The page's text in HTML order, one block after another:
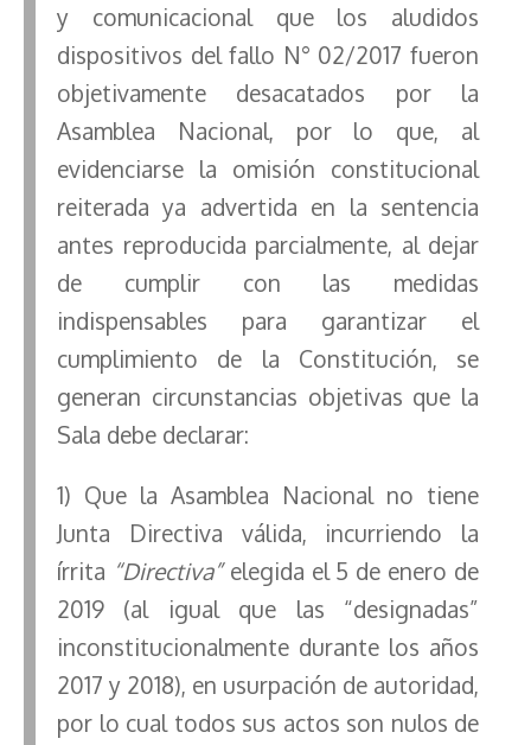
y comunicacional que los aludidos
dispositivos del fallo N° 02/2017 fueron
objetivamente desacatados por la
Asamblea Nacional, por lo que, al
evidenciarse la omisión constitucional
reiterada ya advertida en la sentencia
antes reproducida parcialmente, al dejar
de cumplir con las medidas
indispensables para garantizar el
cumplimiento de la Constitución, se
generan circunstancias objetivas que la
Sala debe declarar:
1) Que la Asamblea Nacional no tiene
Junta Directiva válida, incurriendo la
írrita “Directiva”elegida el 5 de enero de
2019 (al igual que las “designadas”
inconstitucionalmente durante los años
2017 y 2018), en usurpación de autoridad,
por lo cual todos sus actos son nulos de